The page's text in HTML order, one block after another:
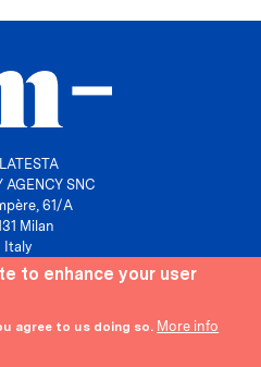
AGENCY SNC
61/A
Milan
Italy
& Cookies
to enhance your user
agree to us doing so. More info